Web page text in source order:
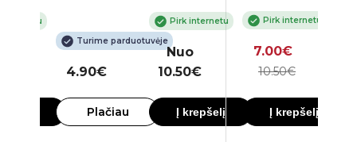
Turime parduotuvėje
4.90€
Plačiau
Pirk internetu
Nuo
10.50€
Į krepšelį
Pirk internetu
7.00€
10.50€
Į krepšelį